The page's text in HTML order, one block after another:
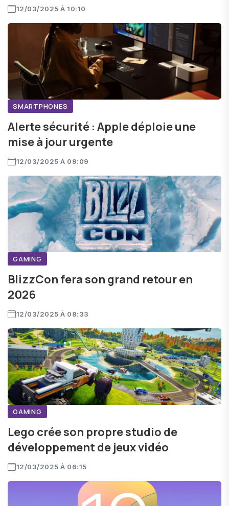
12/03/2025 À 10:10
SMARTPHONES
Alerte sécurité : Apple déploie une
mise à jour urgente
12/03/2025 À 09:09
GAMING
BlizzCon fera son grand retour en
2026
12/03/2025 À 08:33
GAMING
Lego crée son propre studio de
développement de jeux vidéo
12/03/2025 À 06:15